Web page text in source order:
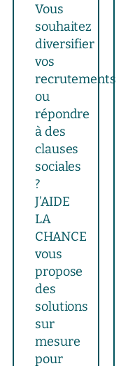
Vous
souhaitez
diversifier
vos
recrutements
ou
répondre
à des
clauses
sociales
?
J’AIDE
LA
CHANCE
vous
propose
des
solutions
sur
mesure
pour